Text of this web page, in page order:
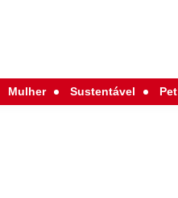
Mulher Sustentável Pet